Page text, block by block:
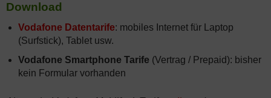
Download
Vodafone Datentarife: mobiles Internet für Laptop
(Surfstick), Tablet usw.
Vodafone Smartphone Tarife (Vertrag / Prepaid): bisher
kein Formular vorhanden